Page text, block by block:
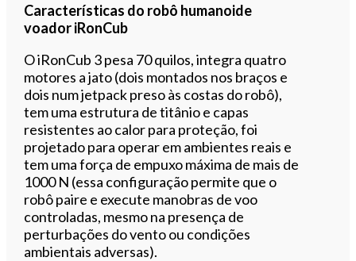
Características do robô humanoide
voador iRonCub
O iRonCub 3 pesa 70 quilos, integra quatro
motores a jato (dois montados nos braços e
dois num jetpack preso às costas do robô),
tem uma estrutura de titânio e capas
resistentes ao calor para proteção, foi
projetado para operar em ambientes reais e
tem uma força de empuxo máxima de mais de
1000 N (essa configuração permite que o
robô paire e execute manobras de voo
controladas, mesmo na presença de
perturbações do vento ou condições
ambientais adversas).